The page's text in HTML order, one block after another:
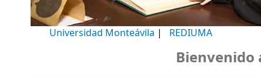
Universidad Monteávila | REDIUMA
Bienvenido